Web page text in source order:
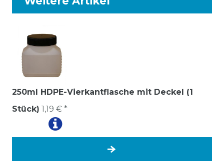
250ml HDPE-Vierkantflasche mit Deckel (1
Stück) 1,19 € *